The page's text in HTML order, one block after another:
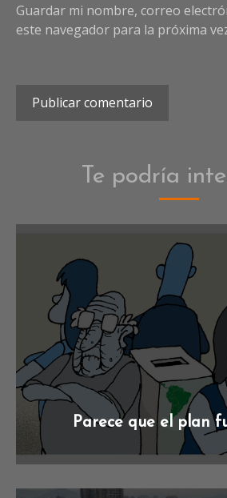
Guardar mi nombre, correo
este navegador para la próxima
Te podría
Parece que el plan